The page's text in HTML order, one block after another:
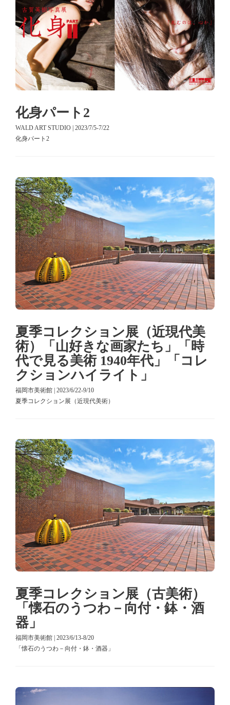
化身パート2
WALD ART STUDIO | 2023/7/5-7/22
化身パート2
夏季コレクション展（近現代美
術）「山好きな画家たち」「時
代で見る美術 1940年代」「コレ
クションハイライト」
福岡市美術館 | 2023/6/22-9/10
夏季コレクション展（近現代美術）
夏季コレクション展（古美術）
「懐石のうつわ－向付・鉢・酒
器」
福岡市美術館 | 2023/6/13-8/20
「懐石のうつわ－向付・鉢・酒器」